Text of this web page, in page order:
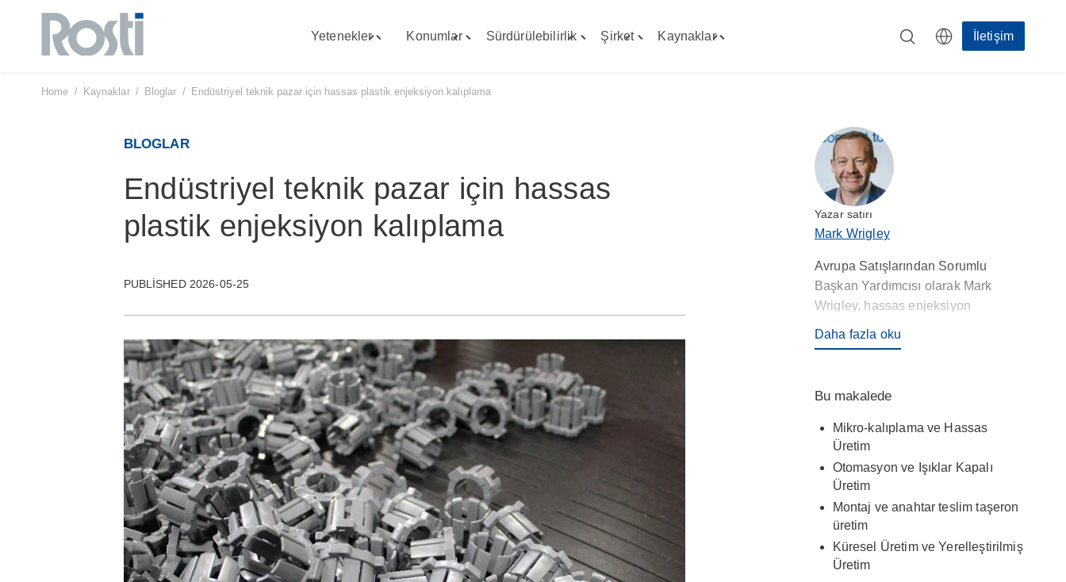
Skip
Yetenekler
Toggle
Konumlar
Toggle
Sürdürülebilirlik
Toggle
Şirket
Toggle
Kaynaklar İletişim
Home / Kaynaklar / Bloglar / Endüstriyel teknik pazar için hassas plastik enjeksiyon kalıplama
BLOGLAR
Endüstriyel teknik pazar için hassas
plastik enjeksiyon kalıplama
PUBLISHED 2026-05-25
Yazar satırı
Mark Wrigley
Avrupa Satışlarından Sorumlu
Başkan Yardımcısı olarak Mark
Wrigley, hassas enjeksiyon
alanında geniş deneyim sunar.
uyumlu hale getirmede önemli bir rol
oynar ve yüksek kaliteli çözümler ile
hızlı hizmet sunulmasını sağlar.
Daha fazla oku
Bu makalede
Mikro-kalıplama ve Hassas
Üretim
Otomasyon ve Işıklar Kapalı
Üretim
Montaj ve anahtar teslim taşeron
üretim
Küresel Üretim ve Yerelleştirilmiş
Üretim